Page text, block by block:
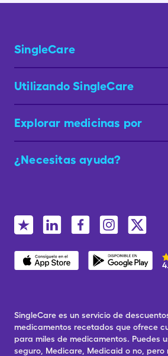
SingleCare
Utilizando SingleCare
Explorar medicinas por
¿Necesitas ayuda?
SingleCare es un servicio de
medicamentos recetados que ofrece
para miles de medicamentos. Puedes
seguro, Medicare, Medicaid o no, pero